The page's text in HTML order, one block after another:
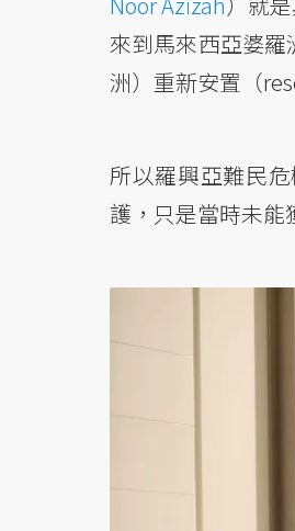
來到馬來西亞婆
洲）重新安置（
所以羅興亞難民
護，只是當時未能